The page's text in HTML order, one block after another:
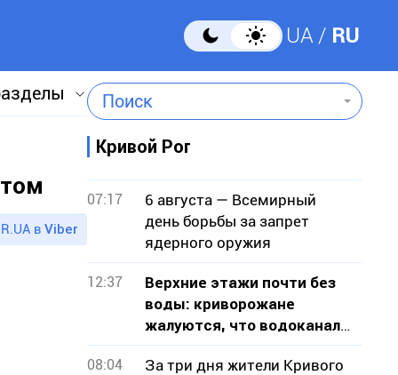
UA RU
Поиск
в Viber
Кривой Рог
07:17
6 августа — Всемирный
день борьбы за запрет
ядерного оружия
12:37
Верхние этажи почти без
воды: криворожане
жалуются, что водоканал
не признает проблему
08:04
За три дня жители Кривого